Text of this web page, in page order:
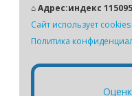
⌂ Адрес:индекс
Сайт использует cookies
Политика